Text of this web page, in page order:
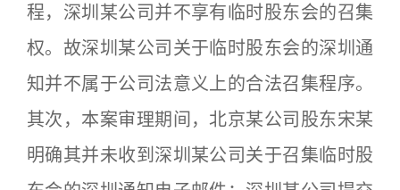
程，深圳某公司并不享有临时股东会的召集
权。故深圳某公司关于临时股东会的深圳通
知并不属于公司法意义上的合法召集程序。
其次，本案审理期间，北京某公司股东宋某
明确其并未收到深圳某公司关于召集临时股